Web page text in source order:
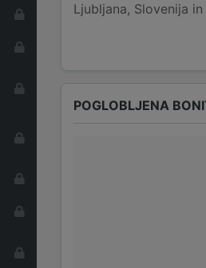
Ljubljana, Slovenija
POGLOBLJENA